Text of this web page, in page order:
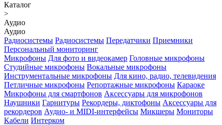
Каталог
>
Аудио
Аудио
Радиосистемы Радиосистемы Передатчики Приемники
Персональный мониторинг
Микрофоны Для фото и видеокамер Головные микрофоны
Студийные микрофоны Вокальные микрофоны
Инструментальные микрофоны Для кино, радио, телевидения
Петличные микрофоны Репортажные микрофоны Караоке
Микрофоны для смартфонов Аксессуары для микрофонов
Наушники Гарнитуры Рекордеры, диктофоны Аксессуары для
рекордеров Аудио- и MIDI-интерфейсы Микшеры Мониторы
Кабели Интерком